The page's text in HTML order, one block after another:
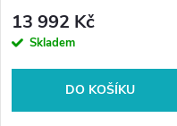
13 992 Kč
Skladem
DO KOŠÍKU